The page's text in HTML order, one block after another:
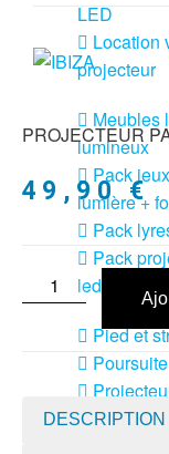
LED
Location
projecteur
Meubles
lumineux
Pack
lumière +
Pack
Pack
led divers
Pied et
Poursuite
divers
PROJECTEUR
49,90€
DESCRIPTION